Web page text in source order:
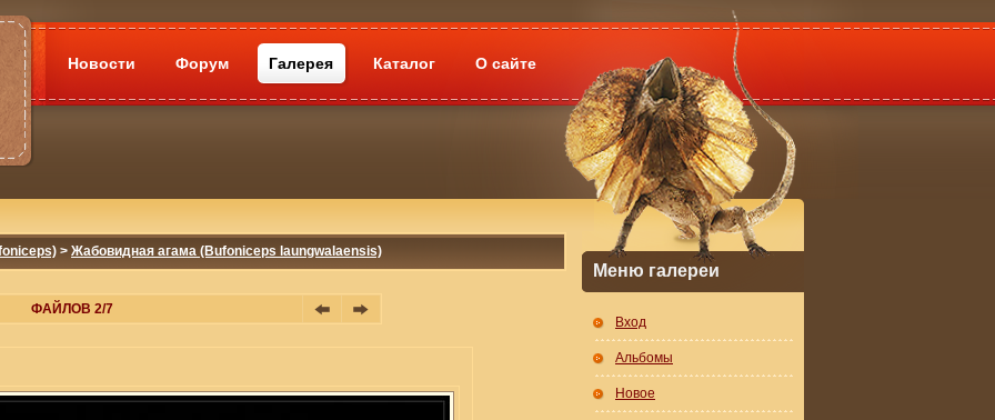
Новости Форум Галерея Каталог О сайте
> Жабовидная агама (Bufoniceps laungwalaensis)
ФАЙЛОВ 2/7
Меню галереи
Вход
Альбомы
Новое